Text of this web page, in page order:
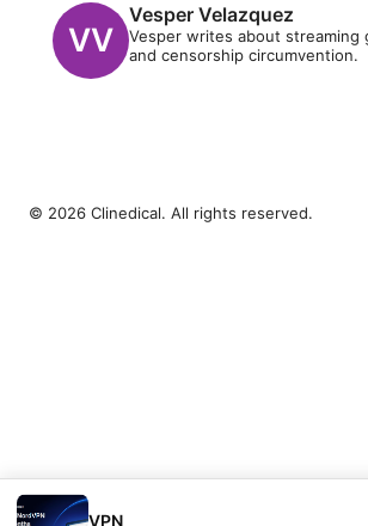
Vesper Velazquez
Vesper writes about streaming
and censorship circumvention.
VPN
© 2026 Clinedical. All rights reserved.